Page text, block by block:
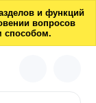
и функций
вопросов
способом.